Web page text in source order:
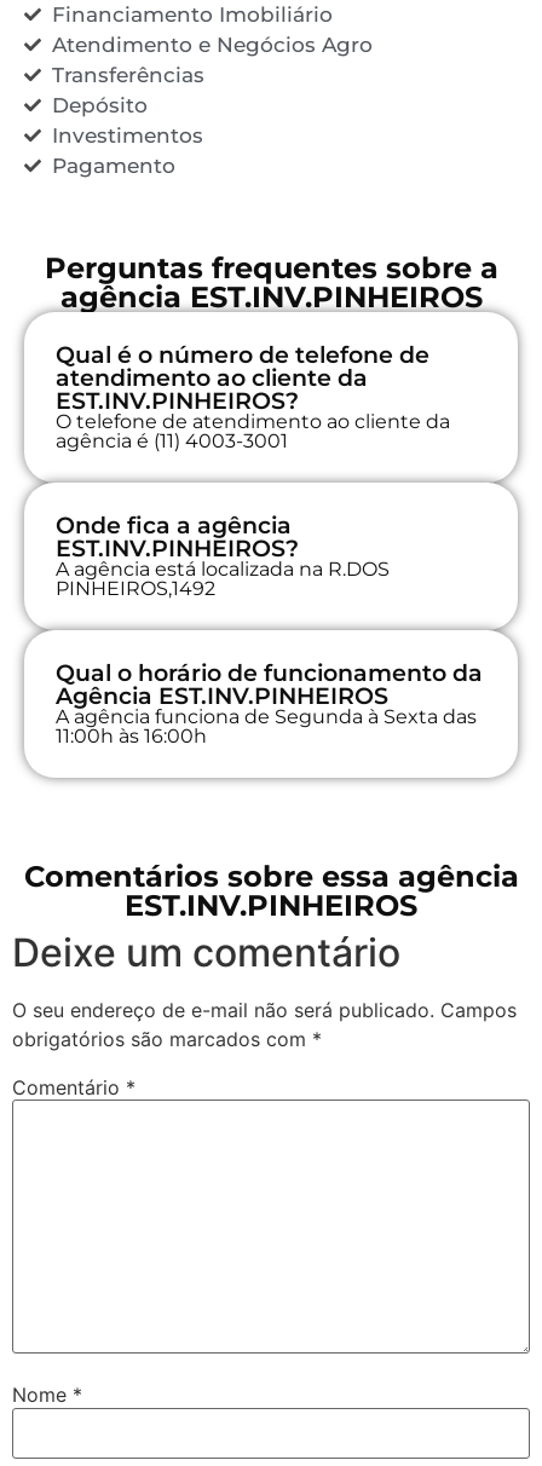
Financiamento Imobiliário
Atendimento e Negócios Agro
Transferências
Depósito
Investimentos
Pagamento
Perguntas frequentes sobre a
agência EST.INV.PINHEIROS
Qual é o número de telefone de
atendimento ao cliente da
EST.INV.PINHEIROS?
O telefone de atendimento ao cliente da
agência é (11) 4003-3001
Onde fica a agência
EST.INV.PINHEIROS?
A agência está localizada na R.DOS
PINHEIROS,1492
Qual o horário de funcionamento da
Agência EST.INV.PINHEIROS
A agência funciona de Segunda à Sexta das
11:00h às 16:00h
Comentários sobre essa agência
EST.INV.PINHEIROS
Deixe um comentário
O seu endereço de e-mail não será publicado. Campos
obrigatórios são marcados com *
Comentário *
Nome *